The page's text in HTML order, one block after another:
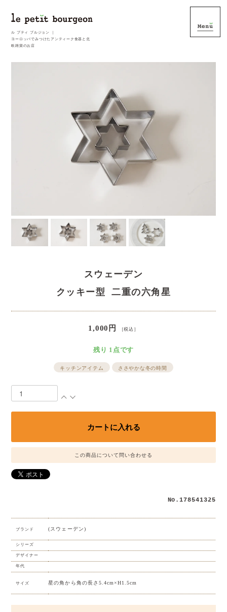
ル プティ ブルジョン ｜
ヨーロッパでみつけたアンティーク食器と北
欧雑貨のお店
スウェーデン
クッキー型 二重の六角星
1,000円 ［税込］
残り 1点です
キッチンアイテム ささやかな冬の時間
この商品について問い合わせる
No.178541325
ブランド (スウェーデン)
シリーズ
デザイナー
年代
サイズ 星の角から角の長さ5.4cm×H1.5cm